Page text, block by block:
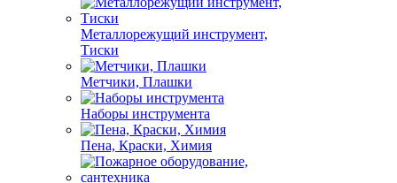
Металлорежущий инструмент,
Тиски
Метчики, Плашки
Наборы инструмента
Пена, Краски, Химия